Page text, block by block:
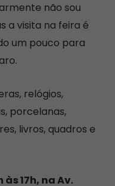
não sou
a visita na feira é
um pouco para
relógios,
porcelanas,
livros, quadros e
17h, na Av.